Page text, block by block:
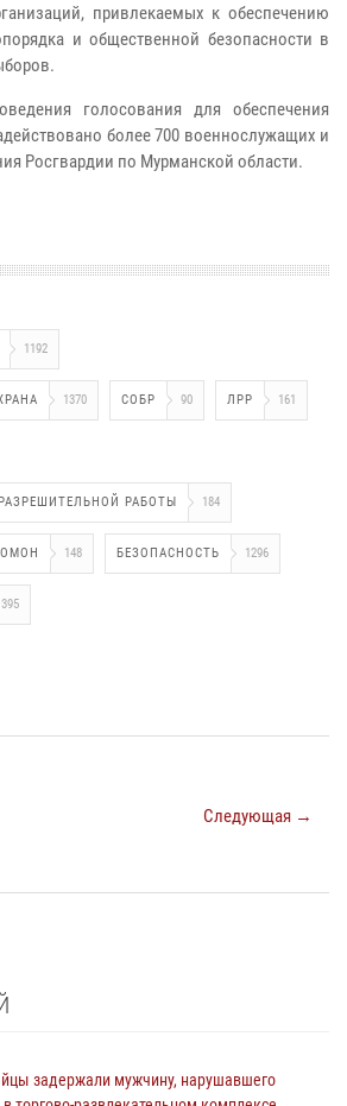
привлекаемых к обеспечению
и общественной безопасности в
голосования для обеспечения
более 700 военнослужащих и
Росгвардии по Мурманской области.
1192
1370 СОБР 90 ЛРР 161
РАБОТЫ 184
ОМОН 148 БЕЗОПАСНОСТЬ 1296
Следующая →
задержали мужчину, нарушавшего